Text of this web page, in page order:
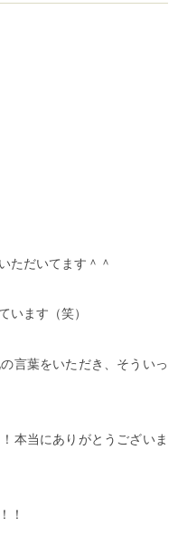
ただいてます＾＾
います（笑）
言葉をいただき、そういっ
本当にありがとうございま
！